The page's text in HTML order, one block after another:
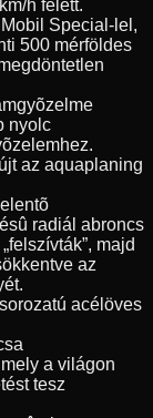
h felett.
Special-lel,
500 mérföldes
nyolc
az aquaplaning
radiál abroncs
majd
az
acélöves
a világon
tesz